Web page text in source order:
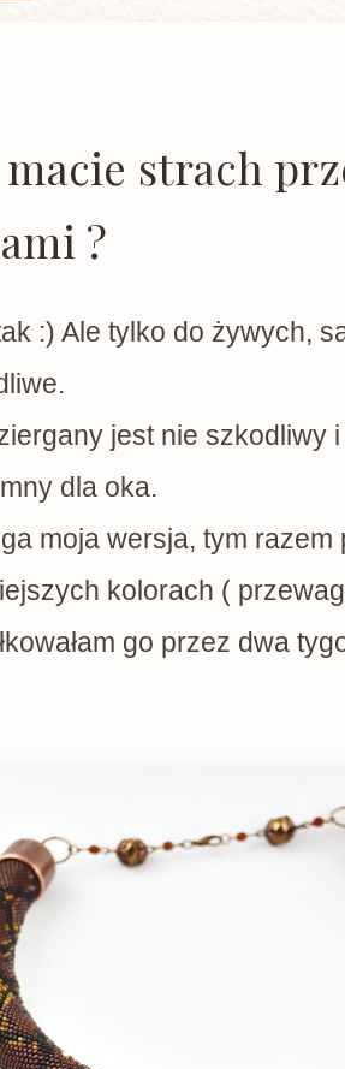
macie strach
?
:) Ale tylko do żywych,
jest nie szkodliwy
dla oka.
moja wersja, tym razem
kolorach (
go przez dwa